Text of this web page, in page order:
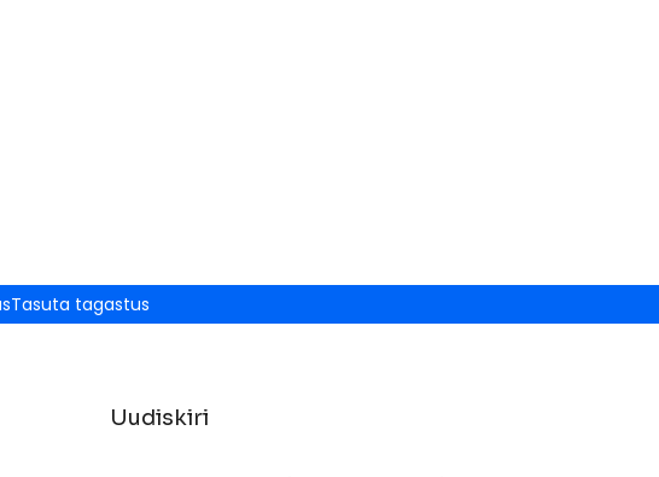
Tasuta tagastus
Uudiskiri